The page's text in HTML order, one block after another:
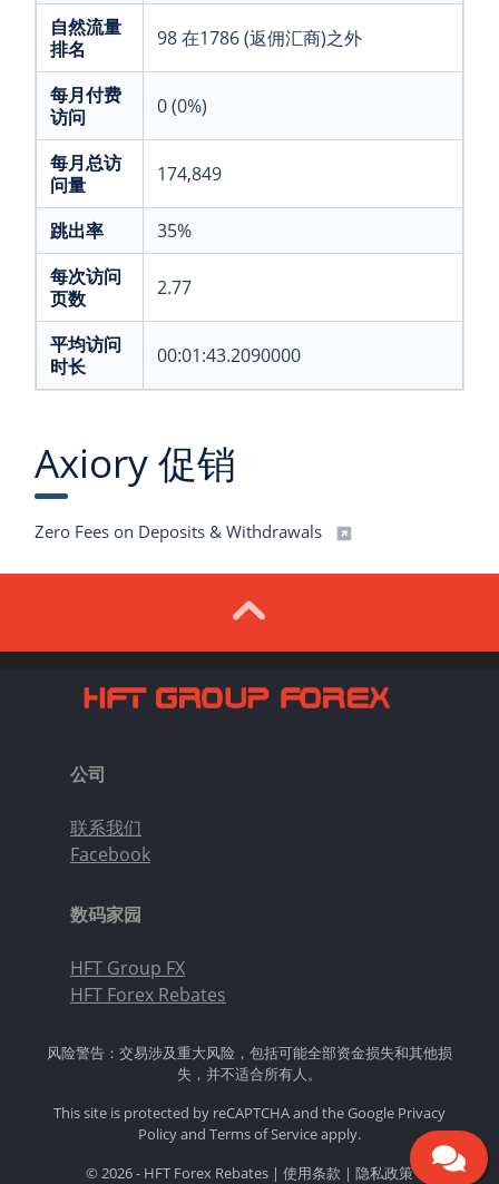
自然流量
排名
98 在1786 (返佣汇商)之外
每月付费
访问
0 (0%)
每月总访
问量
174,849
跳出率
35%
每次访问
页数
2.77
平均访问
时长
00:01:43.2090000
Axiory 促销
Zero Fees on Deposits & Withdrawals
公司
联系我们
Facebook
数码家园
HFT Group FX
HFT Forex Rebates
风险警告：交易涉及重大风险，包括可能全部资金损失和其他损
失，并不适合所有人。
This site is protected by reCAPTCHA and the Google Privacy
Policyand Terms of Serviceapply.
© 2026 - HFT Forex Rebates | 使用条款 | 隐私政策